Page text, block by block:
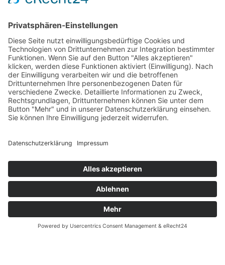
AGB
Öffnungszeiten
Versandpartner
Verfügbarkeiten
Zahlung und Versand
Datenschutz
Fernabsatz
Widerrufsrecht bei Reparatur
Widerrufsrecht bei Dienstleistungen
Kontakt
Garantiefall
Batterieverordnung
Ergänzende Allgemeine Geschäftsbedingungen zum